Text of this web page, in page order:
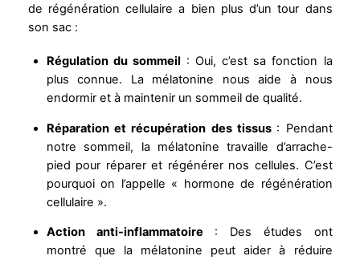
de régénération cellulaire a bien plus d’un tour dans
son sac :
Régulation du sommeil : Oui, c’est sa fonction la
plus connue. La mélatonine nous aide à nous
endormir et à maintenir un sommeil de qualité.
Réparation et récupération des tissus : Pendant
notre sommeil, la mélatonine travaille d’arrache-
pied pour réparer et régénérer nos cellules. C’est
pourquoi on l’appelle « hormone de régénération
cellulaire ».
Action anti-inflammatoire : Des études ont
montré que la mélatonine peut aider à réduire